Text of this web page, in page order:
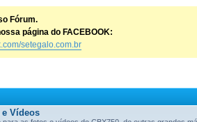
Fórum.
página do FACEBOOK:
setegalo.com.br
e Vídeos